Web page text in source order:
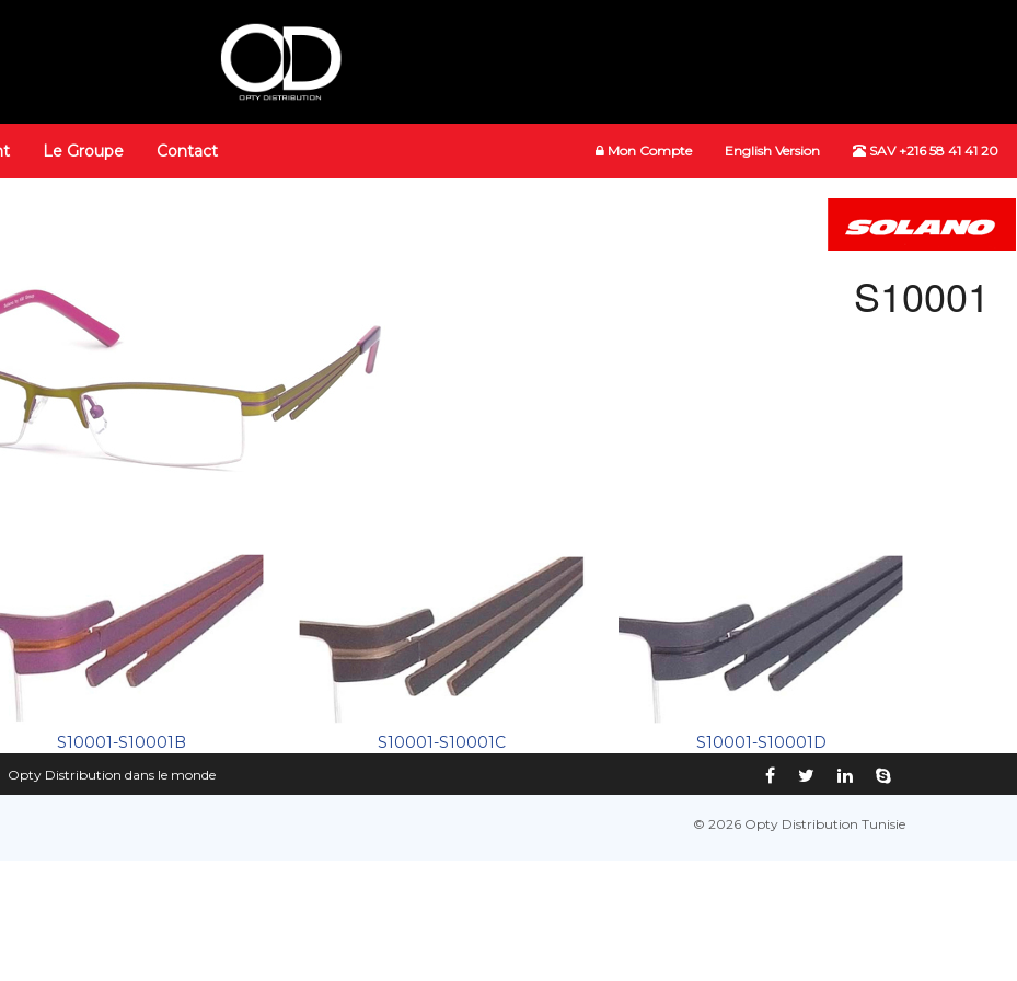
Le Groupe Contact Mon Compte English Version SAV +216 58 41 41 20
S10001
S10001-S10001B S10001-S10001C S10001-S10001D
Opty Distribution dans le monde
© 2026 Opty Distribution Tunisie